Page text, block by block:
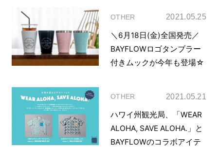
OTHER 2021.05.25
＼6月18日(金)全国発売／
BAYFLOWロゴタンブラー
付きムックが今年も登場☆
OTHER 2021.05.21
ハワイ州観光局、「WEAR
ALOHA, SAVE ALOHA.」と
BAYFLOWのコラボアイテ